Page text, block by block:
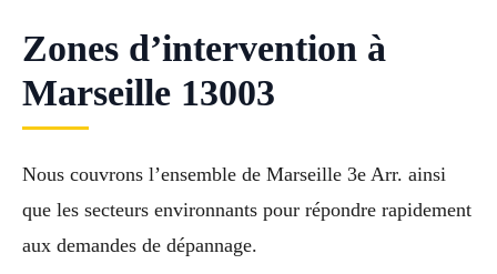
Zones d’intervention à
Marseille 13003
Nous couvrons l’ensemble de Marseille 3e Arr. ainsi
que les secteurs environnants pour répondre rapidement
aux demandes de dépannage.